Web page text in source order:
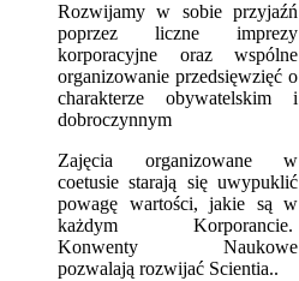
Rozwijamy w sobie przyjaźń
poprzez liczne imprezy
korporacyjne oraz wspólne
organizowanie przedsięwzięć o
charakterze obywatelskim i
dobroczynnym
Zajęcia organizowane w
coetusie starają się uwypuklić
powagę wartości, jakie są w
każdym Korporancie.
Konwenty Naukowe
pozwalają rozwijać Scientia..